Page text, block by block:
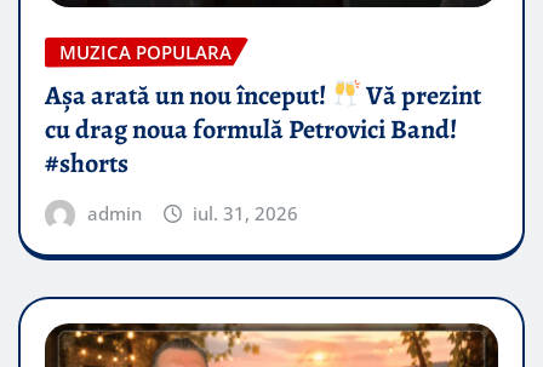
MUZICA POPULARA
Așa arată un nou început!
Vă prezint
cu drag noua formulă Petrovici Band!
#shorts
admin iul. 31, 2026